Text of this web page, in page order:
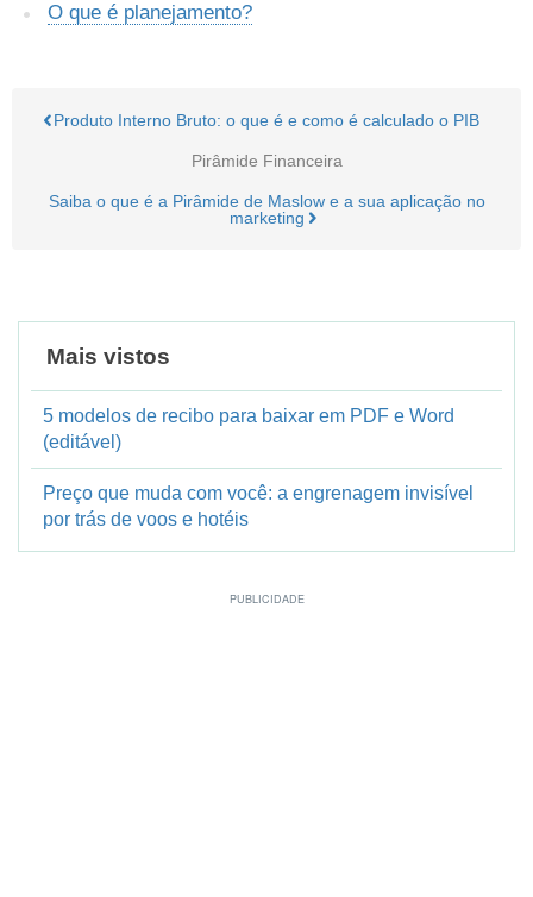
O que é planejamento?
Produto Interno Bruto: o que é e como é calculado o PIB
Pirâmide Financeira
Saiba o que é a Pirâmide de Maslow e a sua aplicação no
marketing
Mais vistos
5 modelos de recibo para baixar em PDF e Word
(editável)
Preço que muda com você: a engrenagem invisível
por trás de voos e hotéis